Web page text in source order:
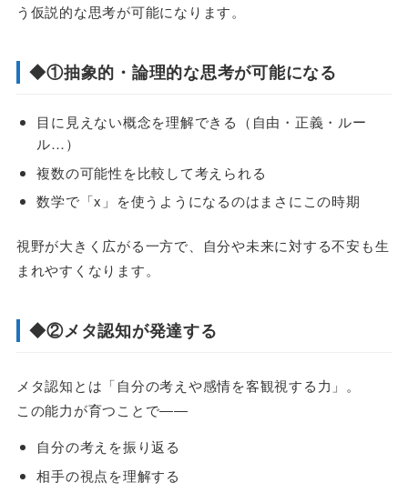
う仮説的な思考が可能になります。
◆①抽象的・論理的な思考が可能になる
目に見えない概念を理解できる（自由・正義・ルー
ル…）
複数の可能性を比較して考えられる
数学で「x」を使うようになるのはまさにこの時期
視野が大きく広がる一方で、自分や未来に対する不安も生
まれやすくなります。
◆②メタ認知が発達する
メタ認知とは「自分の考えや感情を客観視する力」。
この能力が育つことで――
自分の考えを振り返る
相手の視点を理解する